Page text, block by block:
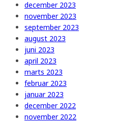
december 2023
november 2023
september 2023
august 2023
juni 2023
april 2023
marts 2023
februar 2023
januar 2023
december 2022
november 2022